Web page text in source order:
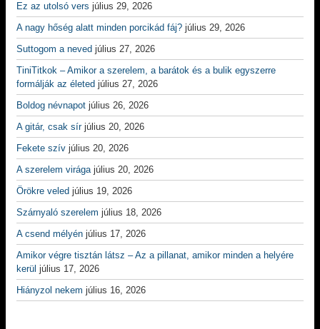
Ez az utolsó vers július 29, 2026
A nagy hőség alatt minden porcikád fáj? július 29, 2026
Suttogom a neved július 27, 2026
TiniTitkok – Amikor a szerelem, a barátok és a bulik egyszerre
formálják az életed július 27, 2026
Boldog névnapot július 26, 2026
A gitár, csak sír július 20, 2026
Fekete szív július 20, 2026
A szerelem virága július 20, 2026
Örökre veled július 19, 2026
Szárnyaló szerelem július 18, 2026
A csend mélyén július 17, 2026
Amikor végre tisztán látsz – Az a pillanat, amikor minden a helyére
kerül július 17, 2026
Hiányzol nekem július 16, 2026